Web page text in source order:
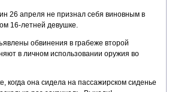
26 апреля не признал себя виновным в
16-летней девушке.
обвинения в грабеже второй
в личном использовании оружия во
она сидела на пассажирском сиденье